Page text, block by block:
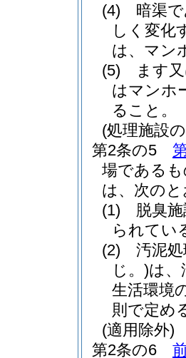
(4)
暗渠
しく変化
は、マン
(5)
ます
はマンホ
ること。
(処理施設
第2条の5
場である
は、次の
(1)
脱臭
られてい
(2)
汚泥
じ。)は、
生活環境
則で定め
(適用除外)
第2条の6